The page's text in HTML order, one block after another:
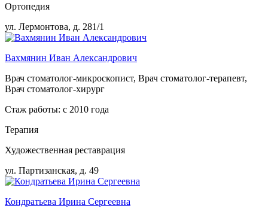
Ортопедия
ул. Лермонтова, д. 281/1
Вахмянин Иван Александрович
Врач стоматолог-микроскопист, Врач стоматолог-терапевт,
Врач стоматолог-хирург
Стаж работы: с 2010 года
Терапия
Художественная реставрация
ул. Партизанская, д. 49
Кондратьева Ирина Сергеевна